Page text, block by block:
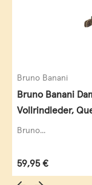
Bruno Banani
Bruno Banani
Vollrindleder,
Bruno...
Regulärer Preis:
59,95 €